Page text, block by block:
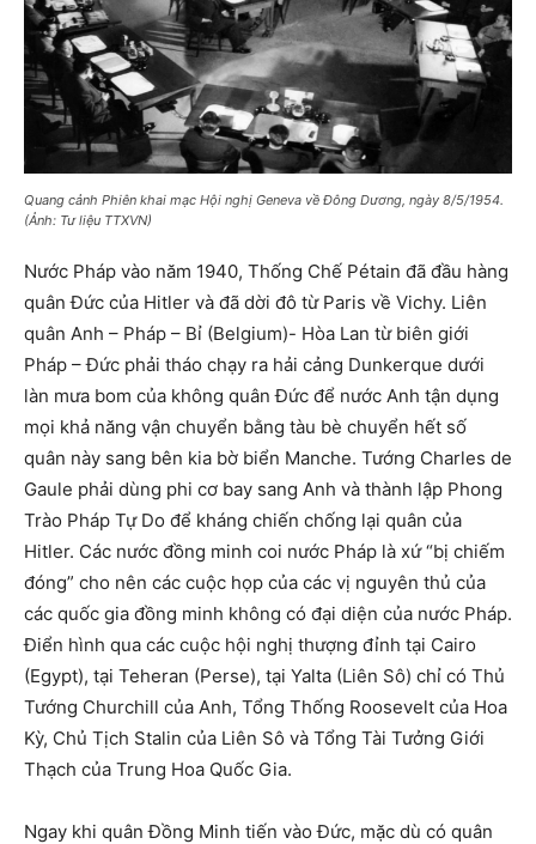
Quang cảnh Phiên khai mạc Hội nghị Geneva về Đông Dương, ngày 8/5/1954.
(Ảnh: Tư liệu TTXVN)
Nước Pháp vào năm 1940, Thống Chế Pétain đã đầu hàng
quân Đức của Hitler và đã dời đô từ Paris về Vichy. Liên
quân Anh – Pháp – Bỉ (Belgium)- Hòa Lan từ biên giới
Pháp – Đức phải tháo chạy ra hải cảng Dunkerque dưới
làn mưa bom của không quân Đức để nước Anh tận dụng
mọi khả năng vận chuyển bằng tàu bè chuyển hết số
quân này sang bên kia bờ biển Manche. Tướng Charles de
Gaule phải dùng phi cơ bay sang Anh và thành lập Phong
Trào Pháp Tự Do để kháng chiến chống lại quân của
Hitler. Các nước đồng minh coi nước Pháp là xứ “bị chiếm
đóng” cho nên các cuộc họp của các vị nguyên thủ của
các quốc gia đồng minh không có đại diện của nước Pháp.
Điển hình qua các cuộc hội nghị thượng đỉnh tại Cairo
(Egypt), tại Teheran (Perse), tại Yalta (Liên Sô) chỉ có Thủ
Tướng Churchill của Anh, Tổng Thống Roosevelt của Hoa
Kỳ, Chủ Tịch Stalin của Liên Sô và Tổng Tài Tưởng Giới
Thạch của Trung Hoa Quốc Gia.
Ngay khi quân Đồng Minh tiến vào Đức, mặc dù có quân